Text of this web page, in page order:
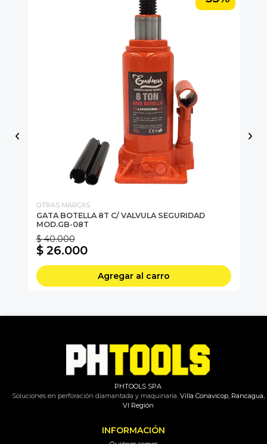
OTRAS MARCAS
GATA BOTELLA 8T C/ VALVULA SEGURIDAD
MOD.GB-08T
$ 40.000
$ 26.000
Agregar al carro
PHTOOLS SPA
Soluciones en perforación diamantada y maquinaria.Villa Conavicop, Rancagua,
VI Región
INFORMACIÓN